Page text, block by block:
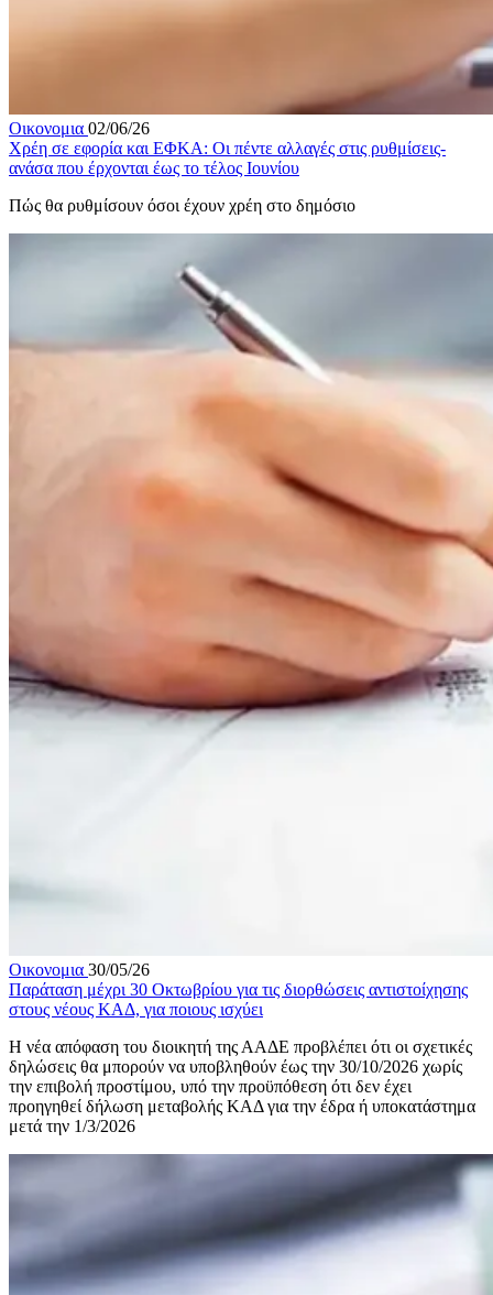
Οικονομια 02/06/26
Χρέη σε εφορία και ΕΦΚΑ: Οι πέντε αλλαγές στις ρυθμίσεις-
ανάσα που έρχονται έως το τέλος Ιουνίου
Πώς θα ρυθμίσουν όσοι έχουν χρέη στο δημόσιο
Οικονομια 30/05/26
Παράταση μέχρι 30 Οκτωβρίου για τις διορθώσεις αντιστοίχησης
στους νέους ΚΑΔ, για ποιους ισχύει
Η νέα απόφαση του διοικητή της ΑΑΔΕ προβλέπει ότι οι σχετικές
δηλώσεις θα μπορούν να υποβληθούν έως την 30/10/2026 χωρίς
την επιβολή προστίμου, υπό την προϋπόθεση ότι δεν έχει
προηγηθεί δήλωση μεταβολής ΚΑΔ για την έδρα ή υποκατάστημα
μετά την 1/3/2026